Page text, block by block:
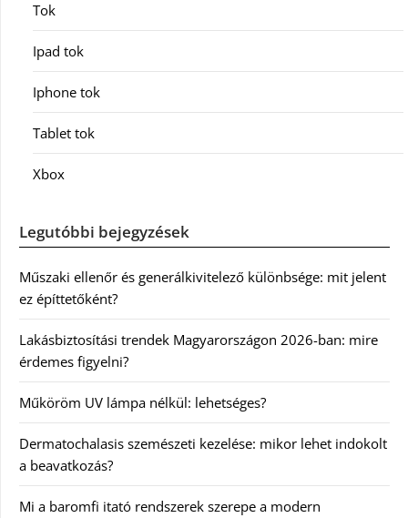
Tok
Ipad tok
Iphone tok
Tablet tok
Xbox
Legutóbbi bejegyzések
Műszaki ellenőr és generálkivitelező különbsége: mit jelent
ez építtetőként?
Lakásbiztosítási trendek Magyarországon 2026-ban: mire
érdemes figyelni?
Műköröm UV lámpa nélkül: lehetséges?
Dermatochalasis szemészeti kezelése: mikor lehet indokolt
a beavatkozás?
Mi a baromfi itató rendszerek szerepe a modern